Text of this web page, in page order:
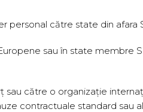
personal către state din afara
sau în state membre
către o organizație
contractuale standard sau